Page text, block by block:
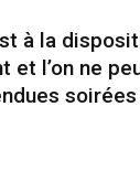
à la
l’on ne